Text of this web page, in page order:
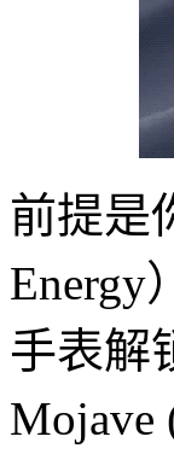
前提是
手表解
Mojave